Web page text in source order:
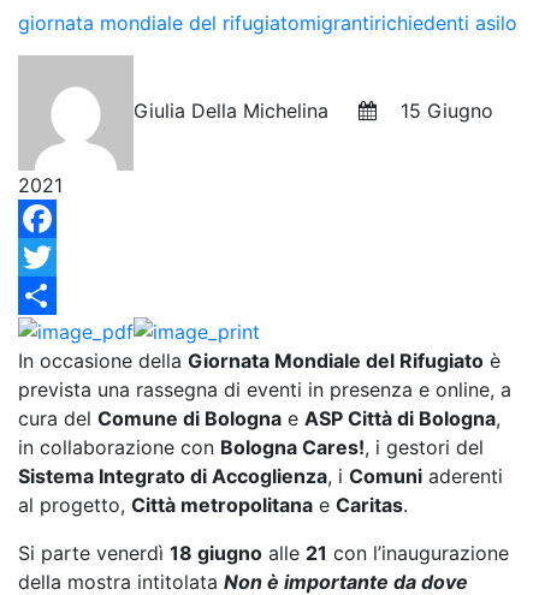
giornata mondiale del rifugiatomigrantirichiedenti asilo
Giulia Della Michelina 15 Giugno
2021
Facebook
Twitter
Condividi
In occasione della Giornata Mondiale del Rifugiato è
prevista una rassegna di eventi in presenza e online, a
cura del Comune di Bologna e ASP Città di Bologna,
in collaborazione con Bologna Cares!, i gestori del
Sistema Integrato di Accoglienza, i Comuni aderenti
al progetto, Città metropolitana e Caritas.
Si parte venerdì 18 giugno alle 21 con l’inaugurazione
della mostra intitolata Non è importante da dove